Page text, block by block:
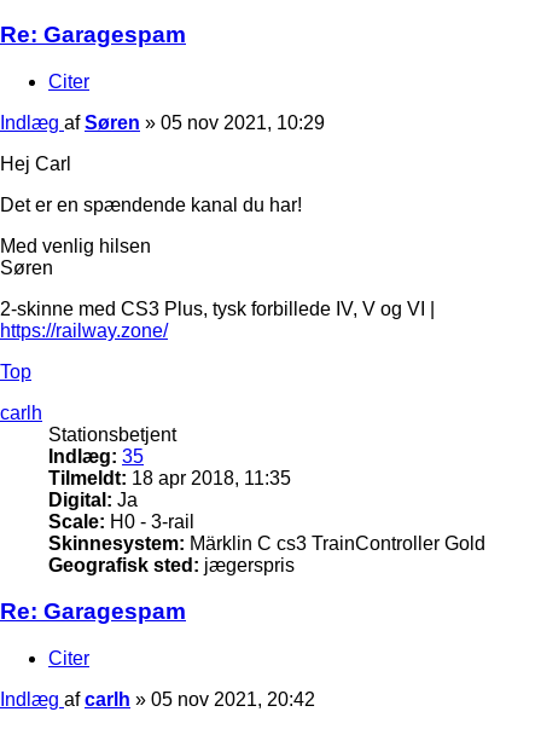
Re: Garagespam
Citer
Indlæg afSøren » 05 nov 2021, 10:29
Hej Carl
Det er en spændende kanal du har!
Med venlig hilsen
Søren
2-skinne med CS3 Plus, tysk forbillede IV, V og VI |
https://railway.zone/
Top
carlh
Stationsbetjent
Indlæg: 35
Tilmeldt: 18 apr 2018, 11:35
Digital: Ja
Scale: H0 - 3-rail
Skinnesystem: Märklin C cs3 TrainController Gold
Geografisk sted: jægerspris
Re: Garagespam
Citer
Indlæg afcarlh » 05 nov 2021, 20:42